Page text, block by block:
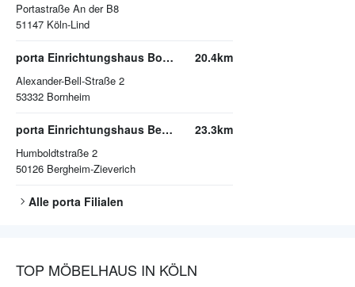
Portastraße An der B8
51147 Köln-Lind
porta Einrichtungshaus Bornheim
Alexander-Bell-Straße 2
53332 Bornheim
20.4km
porta Einrichtungshaus Bergheim
Humboldtstraße 2
50126 Bergheim-Zieverich
23.3km
Alle porta Filialen
TOP MÖBELHAUS IN KÖLN